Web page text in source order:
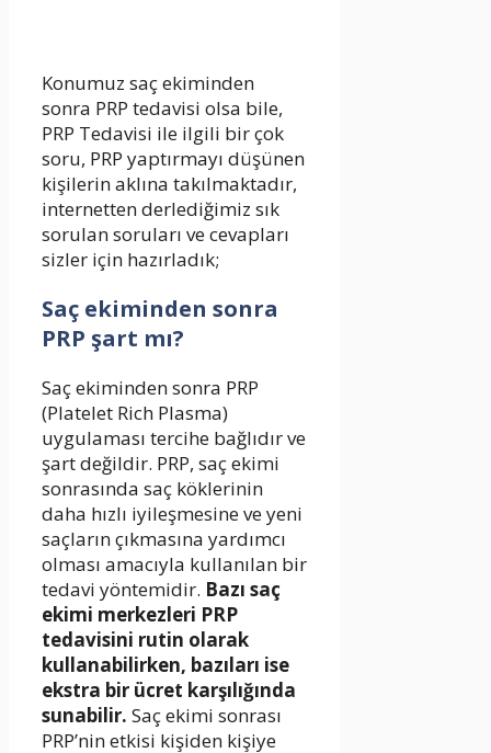
Konumuz saç ekiminden
sonra PRP tedavisi olsa bile,
PRP Tedavisi ile ilgili bir çok
soru, PRP yaptırmayı düşünen
kişilerin aklına takılmaktadır,
internetten derlediğimiz sık
sorulan soruları ve cevapları
sizler için hazırladık;
Saç ekiminden sonra
PRP şart mı?
Saç ekiminden sonra PRP
(Platelet Rich Plasma)
uygulaması tercihe bağlıdır ve
şart değildir. PRP, saç ekimi
sonrasında saç köklerinin
daha hızlı iyileşmesine ve yeni
saçların çıkmasına yardımcı
olması amacıyla kullanılan bir
tedavi yöntemidir. Bazı saç
ekimi merkezleri PRP
tedavisini rutin olarak
kullanabilirken, bazıları ise
ekstra bir ücret karşılığında
sunabilir. Saç ekimi sonrası
PRP’nin etkisi kişiden kişiye